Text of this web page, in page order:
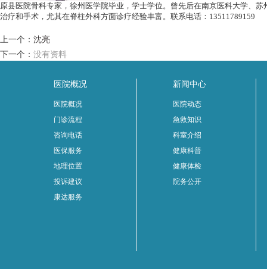
原县医院骨科专家，徐州医学院毕业，学士学位。曾先后在南京医科大学、
治疗和手术，尤其在脊柱外科方面诊疗经验丰富。联系电话：13511789159
上一个： 沈亮
下一个： 没有资料
医院概况
医院概况
门诊流程
咨询电话
医保服务
地理位置
投诉建议
康达服务
新闻中心
医院动态
急救知识
科室介绍
健康科普
健康体检
院务公开